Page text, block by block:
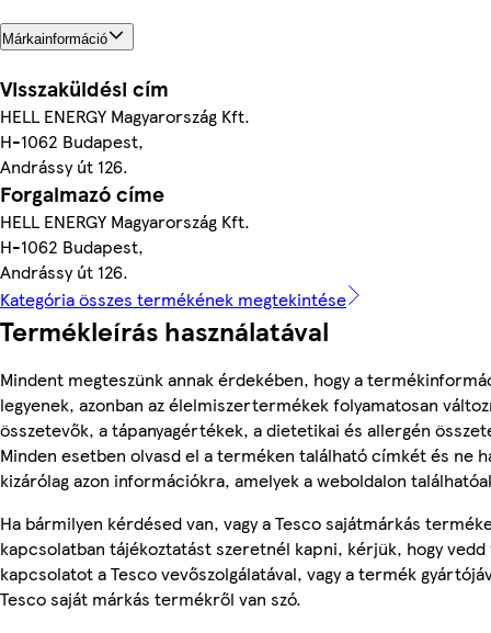
Márkainformáció
Visszaküldési cím
HELL ENERGY Magyarország Kft.
H-1062 Budapest,
Andrássy út 126.
Forgalmazó címe
HELL ENERGY Magyarország Kft.
H-1062 Budapest,
Andrássy út 126.
Kategória összes termékének megtekintése
Termékleírás használatával
Mindent megteszünk annak érdekében, hogy a
legyenek, azonban az élelmiszertermékek folyamatosan
összetevők, a tápanyagértékek, a dietetikai és allergén
Minden esetben olvasd el a terméken található címkét és ne
kizárólag azon információkra, amelyek a weboldalon
Ha bármilyen kérdésed van, vagy a Tesco sajátmárkás
kapcsolatban tájékoztatást szeretnél kapni, kérjük, hogy vedd
kapcsolatot a Tesco vevőszolgálatával, vagy a termék
Tesco saját márkás termékről van szó.